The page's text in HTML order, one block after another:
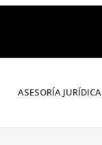
ASESORÍA JURÍDICA